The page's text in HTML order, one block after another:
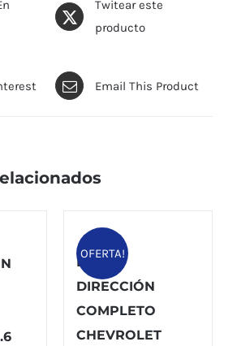
Twitear este
producto
Email This Product
OFERTA!
EJE DE
DIRECCIÓN
COMPLETO
CHEVROLET